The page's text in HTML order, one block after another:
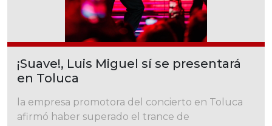
¡Suave!, Luis Miguel sí se presentará
en Toluca
la empresa promotora del concierto en Toluca
afirmó haber superado el trance de